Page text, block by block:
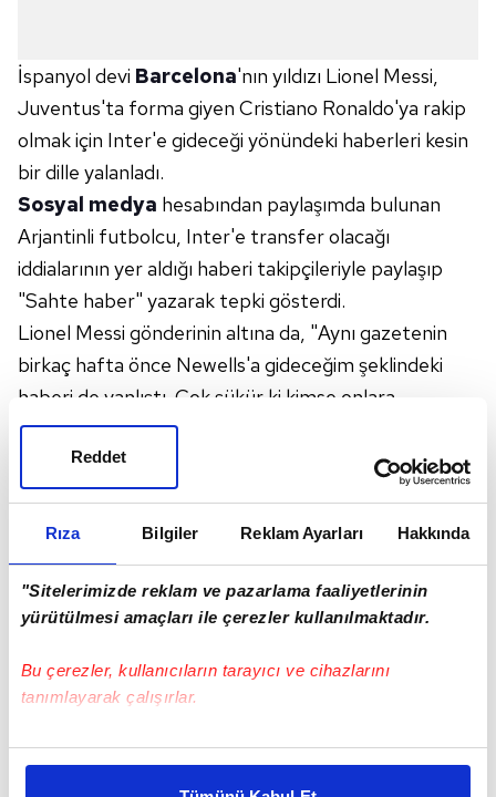
Rıza Bilgiler Reklam Ayarları Hakkında
"Sitelerimizde reklam ve pazarlama faaliyetlerinin
yürütülmesi amaçları ile çerezler kullanılmaktadır.
Bu çerezler, kullanıcıların tarayıcı ve cihazlarını
tanımlayarak çalışırlar.
Bu çerezlere izin vermeniz halinde sizlere özel
Reddet
İspanyol devi Barcelona'nın yıldızı Lionel Messi,
Juventus'ta forma giyen Cristiano Ronaldo'ya rakip
olmak için Inter'e gideceği yönündeki haberleri kesin
bir dille yalanladı.
Sosyal medya hesabından paylaşımda bulunan
Arjantinli futbolcu, Inter'e transfer olacağı
iddialarının yer aldığı haberi takipçileriyle paylaşıp
"Sahte haber" yazarak tepki gösterdi.
Lionel Messi gönderinin altına da, "Aynı gazetenin
birkaç hafta önce Newells'a gideceğim şeklindeki
haberi de yanlıştı. Çok şükür ki kimse onlara
inanmıyor" yazarak Barcelona'dan ayrılmak gibi bir
düşüncesinin olmadığını açıkladı.